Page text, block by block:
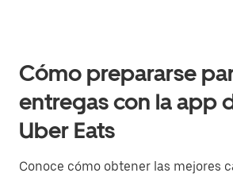
Cómo prepararse
entregas con la app
Uber Eats
Conoce cómo obtener las mejores